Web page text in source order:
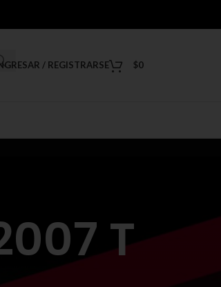
/ REGISTRARSE $0
T